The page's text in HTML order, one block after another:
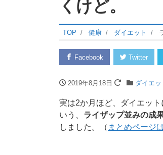
くけど。
TOP 健康 ダイエット
Facebook Twitter
2019年8月18日 ダイエッ
実は2か月ほど、ダイエット
いう、 ライザップ並みの成
しました。（ まとめページ